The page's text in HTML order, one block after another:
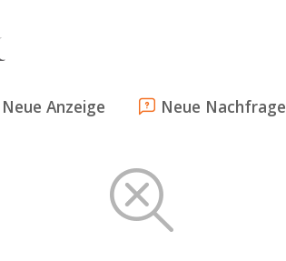
Neue Anzeige Neue Nachfrage